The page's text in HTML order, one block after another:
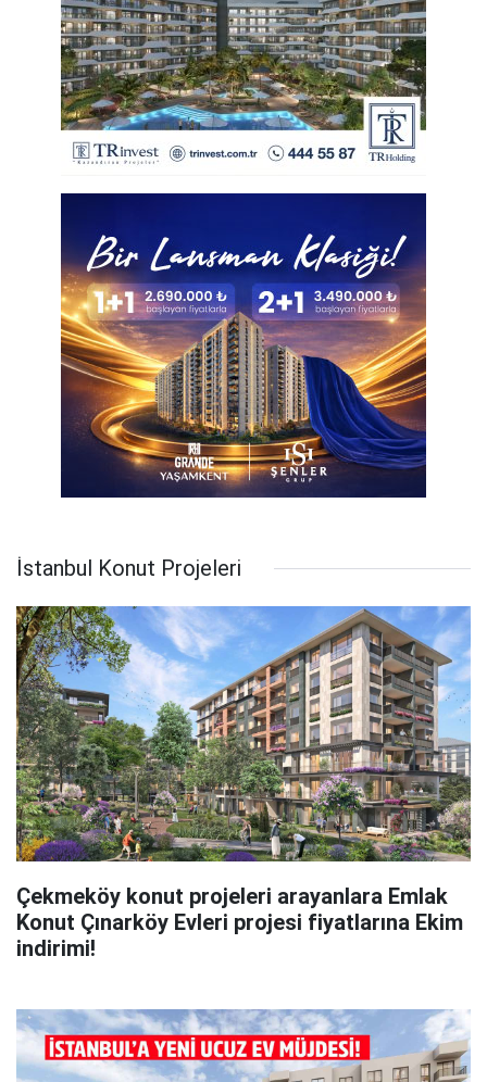
İstanbul Konut Projeleri
Çekmeköy konut projeleri arayanlara Emlak
Konut Çınarköy Evleri projesi fiyatlarına Ekim
indirimi!